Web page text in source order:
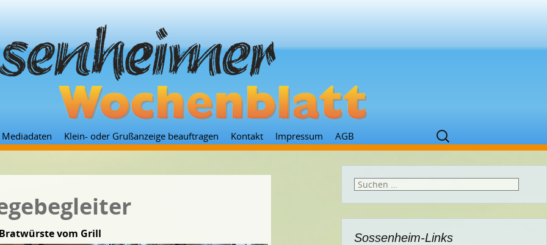
Zum
Inhalt
Mediadaten Klein- oder Grußanzeige beauftragen Kontakt Impressum AGB
Suchen
nach:
vom Grill
Suchen
Sossenheim-Links